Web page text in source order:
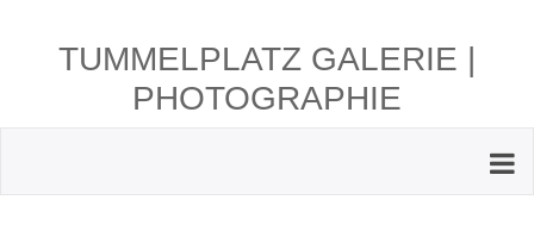
TUMMELPLATZ GALERIE |
PHOTOGRAPHIE